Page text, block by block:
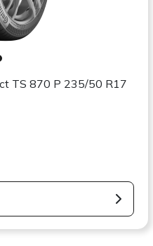
TS 870 P 235/50 R17